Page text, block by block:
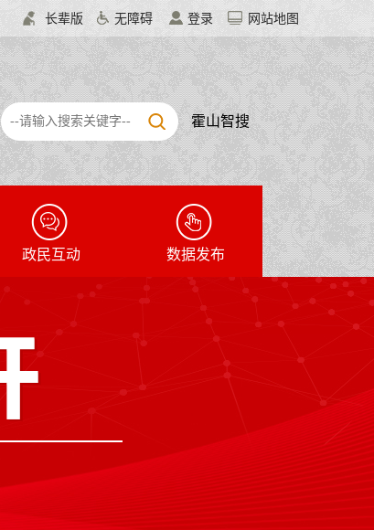
长辈版 无障碍 登录 网站地图
霍山智搜
政民互动 数据发布